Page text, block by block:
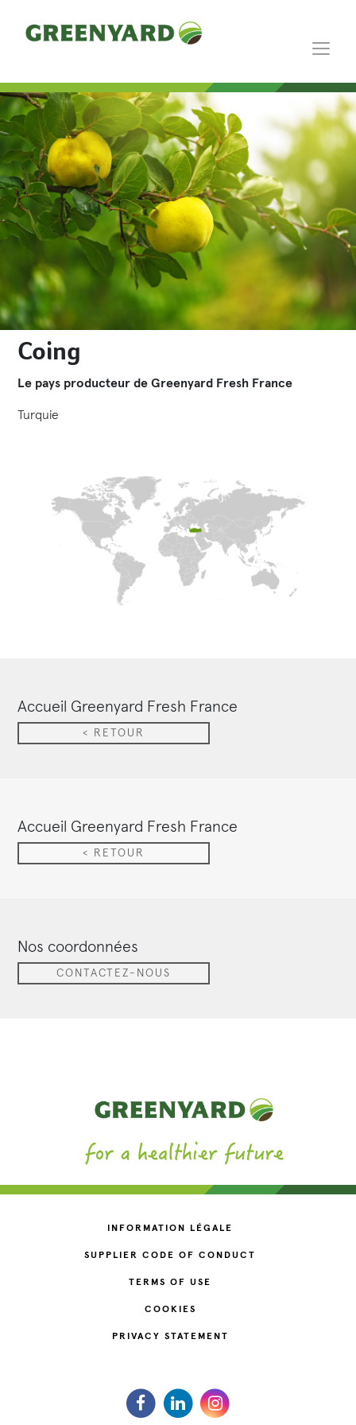
Coing
Le pays producteur de Greenyard Fresh France
Turquie
Accueil Greenyard Fresh France
< RETOUR
Accueil Greenyard Fresh France
< RETOUR
Nos coordonnées
CONTACTEZ-NOUS
INFORMATION LÉGALE
SUPPLIER CODE OF CONDUCT
TERMS OF USE
COOKIES
PRIVACY STATEMENT